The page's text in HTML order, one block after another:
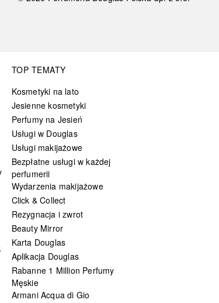
TOP TEMATY
Kosmetyki na lato
Jesienne kosmetyki
Perfumy na Jesień
Usługi w Douglas
Usługi makijażowe
Bezpłatne usługi w każdej
perfumerii
Wydarzenia makijażowe
Click & Collect
Rezygnacja i zwrot
Beauty Mirror
Karta Douglas
Aplikacja Douglas
Rabanne 1 Million Perfumy
Męskie
Armani Acqua di Gio